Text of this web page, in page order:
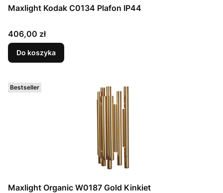
Maxlight Kodak C0134 Plafon IP44
Cena
406,00 zł
Do koszyka
Bestseller
Maxlight Organic W0187 Gold Kinkiet